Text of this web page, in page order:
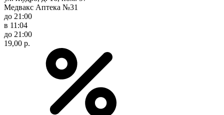
Медвакс Аптека №31
до 21:00
в 11:04
до 21:00
19,00 р.